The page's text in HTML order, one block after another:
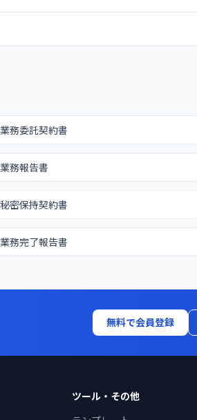
業務委託契約書
業務報告書
秘密保持契約書
業務完了報告書
無料で会員登録
ツール・その他